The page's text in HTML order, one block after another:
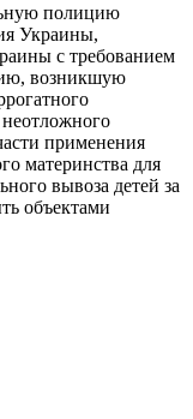
полицию
Украины,
с требованием
возникшую
применения
материнства для
вывоза детей за
объектами